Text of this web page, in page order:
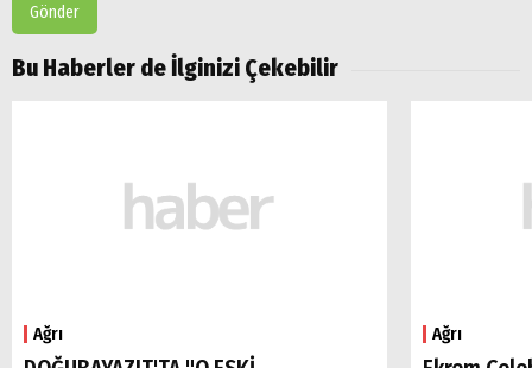
Gönder
Bu Haberler de İlginizi Çekebilir
Ağrı Ağrı